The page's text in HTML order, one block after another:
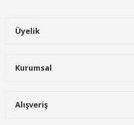
Olefini Keh-18 Genel Tip Isıtıcılı hava
Üyelik
Kurumsal
Alışveriş